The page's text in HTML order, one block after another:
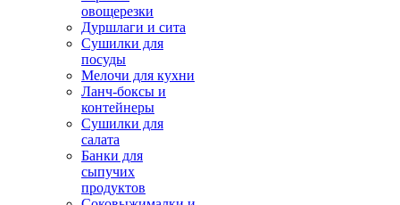
овощерезки
Дуршлаги и сита
Сушилки для
посуды
Мелочи для кухни
Ланч-боксы и
контейнеры
Сушилки для
салата
Банки для
сыпучих
продуктов